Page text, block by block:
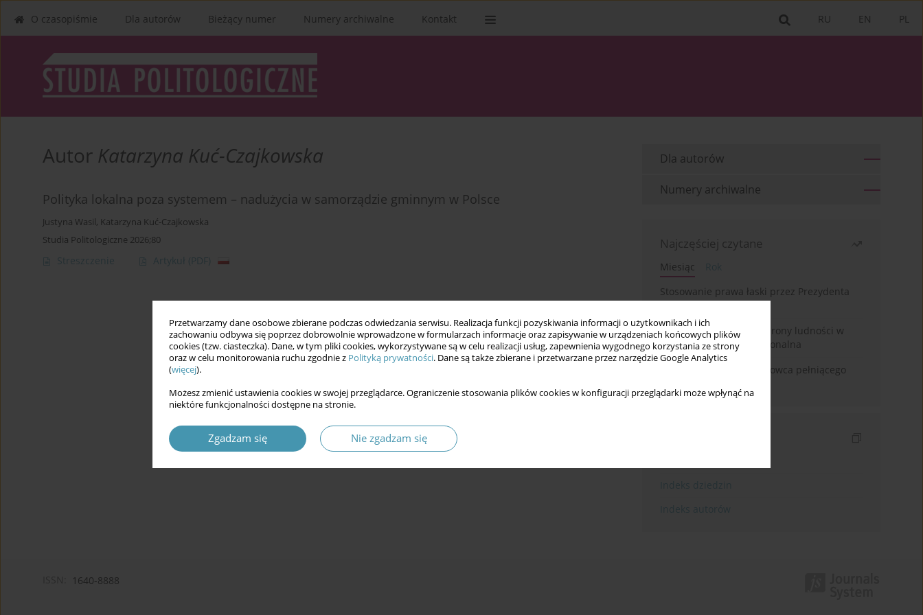
Przetwarzamy dane osobowe zbierane podczas odwiedzania serwisu. Realizacja funkcji pozyskiwania informacji o użytkownikach i ich
zachowaniu odbywa się poprzez dobrowolnie wprowadzone w formularzach informacje oraz zapisywanie w urządzeniach końcowych plików
cookies (tzw. ciasteczka). Dane, w tym pliki cookies, wykorzystywane są w celu realizacji usług, zapewnienia wygodnego korzystania ze strony
oraz w celu monitorowania ruchu zgodnie z Polityką prywatności. Dane są także zbierane i przetwarzane przez narzędzie Google Analytics
(więcej).
Możesz zmienić ustawienia cookies w swojej przeglądarce. Ograniczenie stosowania plików cookies w konfiguracji przeglądarki może wpłynąć na
niektóre funkcjonalności dostępne na stronie.
Zgadzam się Nie zgadzam się
PL
EN
RU
O czasopiśmie Dla autorów Bieżący numer Numery archiwalne Kontakt
Autor Katarzyna Kuć-Czajkowska
Polityka lokalna poza systemem – nadużycia w samorządzie gminnym w Polsce
Justyna Wasil, Katarzyna Kuć-Czajkowska
Studia Politologiczne 2026;80
Streszczenie Artykuł (PDF)
Dla autorów
Numery archiwalne
Najczęściej czytane
Miesiąc
Stosowanie prawa łaski przez Prezydenta
Odbudowa systemu ochrony ludności w
Polsce. Analiza instytucjonalna
Odpowiedzialność naukowca pełniącego
1640-8888